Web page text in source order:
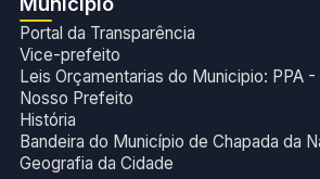
Portal da Transparência
Vice-prefeito
Leis Orçamentarias do Municipio: PPA -
Nosso Prefeito
História
Bandeira do Município de Chapada da
Geografia da Cidade